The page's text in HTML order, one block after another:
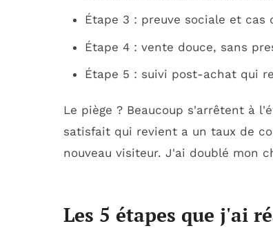
Étape 3 : preuve sociale et cas
Étape 4 : vente douce, sans
Étape 5 : suivi post-achat qui
Le piège ? Beaucoup s'arrêtent à
satisfait qui revient a un taux de
nouveau visiteur. J'ai doublé mon
Les 5 étapes que j'ai